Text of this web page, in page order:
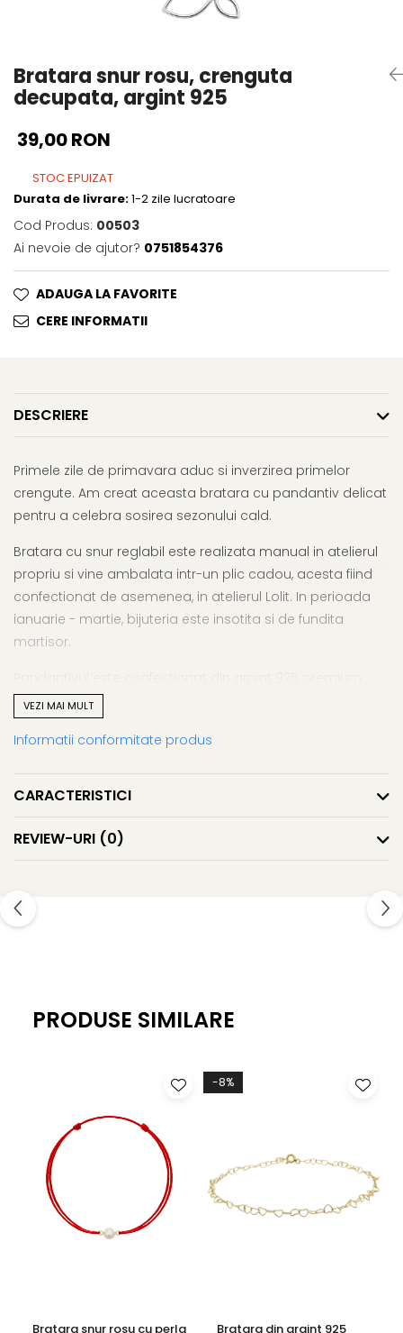
Bratara snur rosu, crenguta
decupata, argint 925
39,00 RON
STOC EPUIZAT
Durata de livrare:1-2 zile lucratoare
Cod Produs: 00503
Ai nevoie de ajutor? 0751854376
ADAUGA LA FAVORITE
CERE INFORMATII
DESCRIERE
Primele zile de primavara aduc si inverzirea primelor
crengute. Am creat aceasta bratara cu pandantiv delicat
pentru a celebra sosirea sezonului cald.
Bratara cu snur reglabil este realizata manual in atelierul
propriu si vine ambalata intr-un plic cadou, acesta fiind
confectionat de asemenea, in atelierul Lolit. In perioada
ianuarie - martie, bijuteria este insotita si de fundita
martisor.
fara cadmiu si fara crom si vine cu certificat de garantie
si autenticitate.
VEZI MAI MULT
Informatii conformitate produs
CARACTERISTICI
REVIEW-URI (0)
PRODUSE SIMILARE
Bratara snur rosu cu perla
-8%
Bratara din argint 925